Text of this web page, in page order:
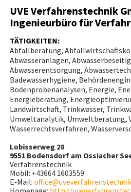
UVE Verfahrenstechnik
Ingenieurbüro für
TÄTIGKEITEN:
Abfallberatung,
Abwasseranlagen,
Abwasserentsorgung,
Badewasserhygiene,
Bodenprobenanalysen, Energie,
Energieberatung,
Landwirtschaft, Trinkwasser,
Umweltanalytik, Umweltberatung,
Wasserrechtsverfahren,
Lobisserweg 28
9551 Bodensdorf am Ossiacher
Verfahrenstechnik
Mobil: +43664 1603559
E-Mail: